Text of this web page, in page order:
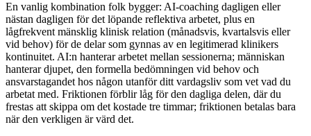
En vanlig kombination folk bygger: AI-coaching dagligen eller
nästan dagligen för det löpande reflektiva arbetet, plus en
lågfrekvent mänsklig klinisk relation (månadsvis, kvartalsvis eller
vid behov) för de delar som gynnas av en legitimerad klinikers
kontinuitet. AI:n hanterar arbetet mellan sessionerna; människan
hanterar djupet, den formella bedömningen vid behov och
ansvarstagandet hos någon utanför ditt vardagsliv som vet vad du
arbetat med. Friktionen förblir låg för den dagliga delen, där du
frestas att skippa om det kostade tre timmar; friktionen betalas bara
när den verkligen är värd det.